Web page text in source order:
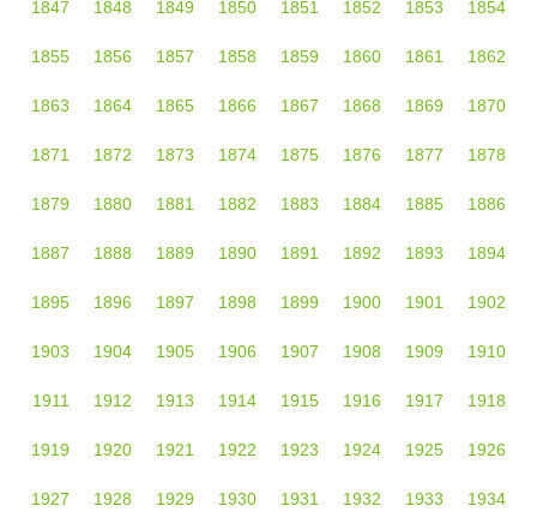
1847 1848 1849 1850 1851 1852 1853 1854
1855 1856 1857 1858 1859 1860 1861 1862
1863 1864 1865 1866 1867 1868 1869 1870
1871 1872 1873 1874 1875 1876 1877 1878
1879 1880 1881 1882 1883 1884 1885 1886
1887 1888 1889 1890 1891 1892 1893 1894
1895 1896 1897 1898 1899 1900 1901 1902
1903 1904 1905 1906 1907 1908 1909 1910
1911 1912 1913 1914 1915 1916 1917 1918
1919 1920 1921 1922 1923 1924 1925 1926
1927 1928 1929 1930 1931 1932 1933 1934